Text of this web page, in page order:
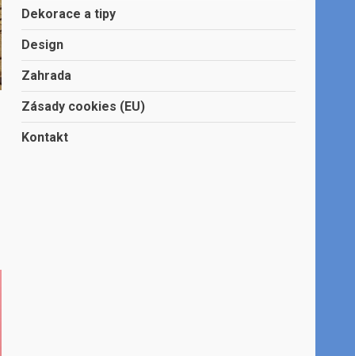
Dekorace a tipy
Design
Zahrada
Zásady cookies (EU)
Kontakt